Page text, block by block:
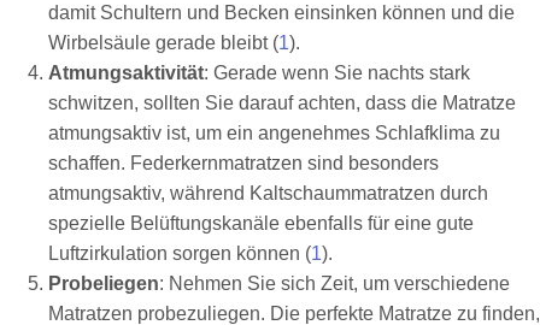
damit Schultern und Becken einsinken können und die
Wirbelsäule gerade bleibt (1).
Atmungsaktivität: Gerade wenn Sie nachts stark
schwitzen, sollten Sie darauf achten, dass die Matratze
atmungsaktiv ist, um ein angenehmes Schlafklima zu
schaffen. Federkernmatratzen sind besonders
atmungsaktiv, während Kaltschaummatratzen durch
spezielle Belüftungskanäle ebenfalls für eine gute
Luftzirkulation sorgen können (1).
Probeliegen: Nehmen Sie sich Zeit, um verschiedene
Matratzen probezuliegen. Die perfekte Matratze zu finden,